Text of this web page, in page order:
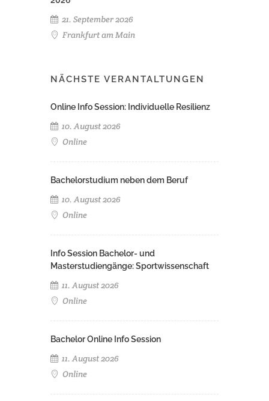
21. September 2026
Frankfurt am Main
NÄCHSTE VERANTALTUNGEN
Online Info Session: Individuelle Resilienz
10. August 2026
Online
Bachelorstudium neben dem Beruf
10. August 2026
Online
Info Session Bachelor- und
Masterstudiengänge: Sportwissenschaft
11. August 2026
Online
Bachelor Online Info Session
11. August 2026
Online